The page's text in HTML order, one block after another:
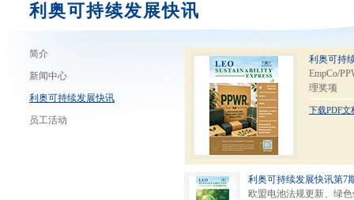
利奥可持续发展快讯
简介
新闻中心
利奥可持续发展快讯
员工活动
利奥可持
EmpCo/
理奖项
下载PDF文
利奥可持续发展快讯第7
欧盟电池法规更新、绿